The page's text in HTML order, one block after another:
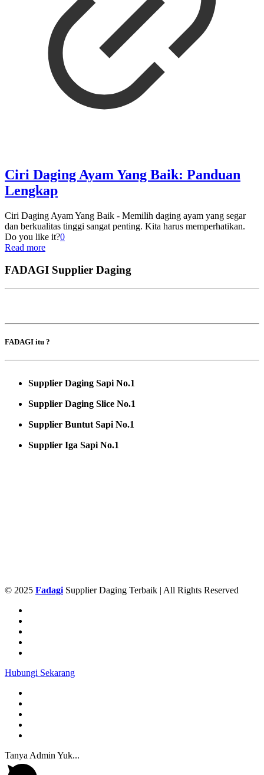
Ciri Daging Ayam Yang Baik: Panduan
Lengkap
Ciri Daging Ayam Yang Baik - Memilih daging ayam yang segar
dan berkualitas tinggi sangat penting. Kita harus memperhatikan.
Do you like it?0
Read more
FADAGI Supplier Daging
FADAGI itu ?
Supplier Daging Sapi No.1
Supplier Daging Slice No.1
Supplier Buntut Sapi No.1
Supplier Iga Sapi No.1
© 2025 FadagiSupplier Daging Terbaik | All Rights Reserved
Hubungi Sekarang
Tanya Admin Yuk...